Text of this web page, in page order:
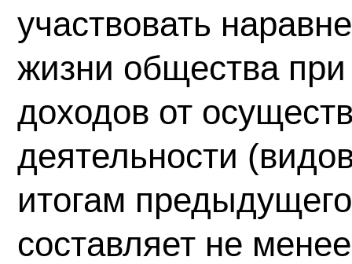
участвовать
жизни общества
доходов от
деятельности
итогам
составляет не